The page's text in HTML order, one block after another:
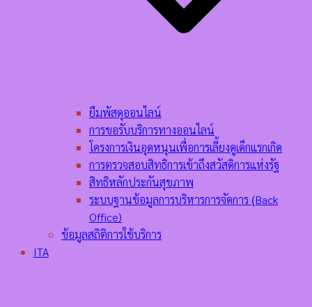
ยืมพัสดุออนไลน์
การขอรับบริการทางออนไลน์
โครงการเงินอุดหนุนเพื่อการเลี้ยงดูเด็กแรกเกิด
การตรวจสอบสิทธิการเข้าถึงสวัสดิการแห่งรัฐ
สิทธิหลักประกันสุขภาพ
ระบบฐานข้อมูลการบริหารการจัดการ (ฺBack
Office)
ข้อมูลสถิติการใช้บริการ
ITA